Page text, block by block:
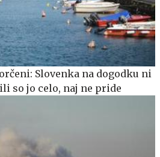
Slovenka na dogodku ni
so jo celo, naj ne pride